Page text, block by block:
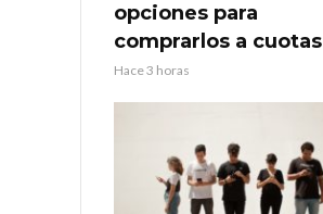
opciones para
comprarlos a cuotas
Hace 3 horas